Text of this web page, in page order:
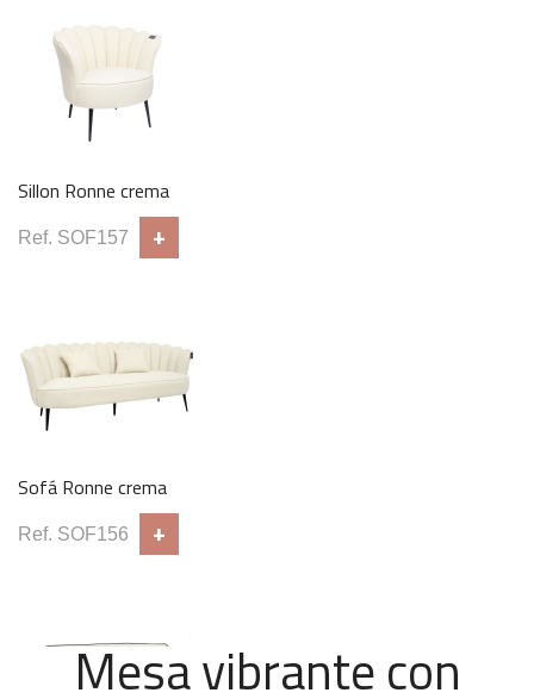
Vasija Grande
Ref. MAC021
Sillon Ronne crema
Ref. SOF157 +
Sofá Ronne crema
Ref. SOF156 +
Mesa vibrante con